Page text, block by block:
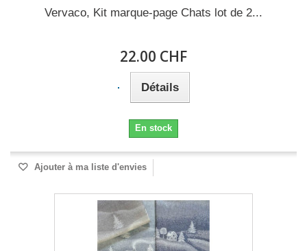
Vervaco, Kit marque-page Chats lot de 2...
22.00 CHF
Détails
En stock
Ajouter à ma liste d'envies